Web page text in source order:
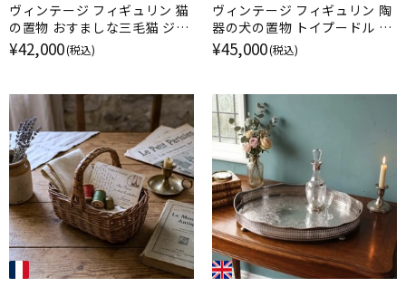
ヴィンテージ フィギュリン 猫
の置物 おすましな三毛猫 ジェ
ニー・ウィンスタンレイ イギリ
¥42,000(税込)
ヴィンテージ フィギュリン 陶
器の犬の置物 トイプードル ケ
ンジントンドッグ / ジェニー・
ウィンスタンレイ イギリス
¥45,000(税込)